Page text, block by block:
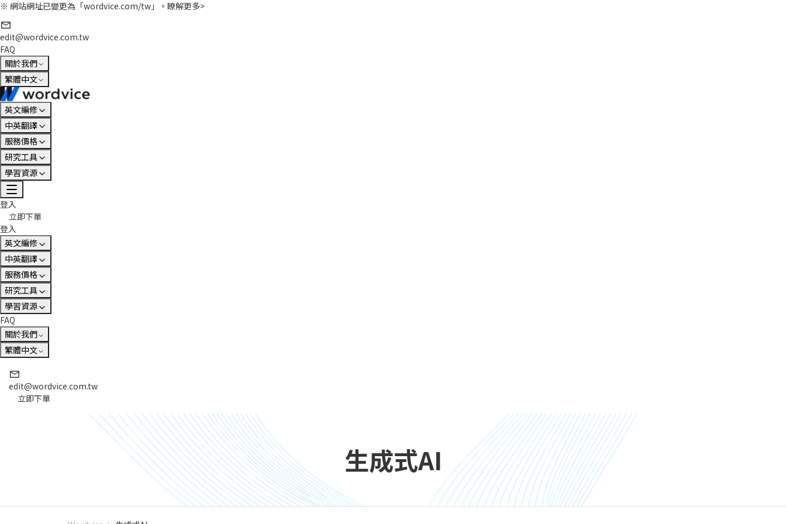
※ 網站網址已變更為「wordvice.com/tw」。 瞭解更多>
edit@wordvice.com.tw
FAQ
關於我們
繁體中文
英文編修
中英翻譯
服務價格
研究工具
學習資源
登入
立即下單
登入
英文編修
中英翻譯
服務價格
研究工具
學習資源
FAQ
關於我們
繁體中文
edit@wordvice.com.tw
立即下單
生成式AI